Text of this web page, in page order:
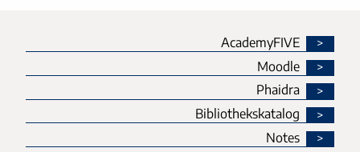
AcademyFIVE
Moodle
Phaidra
Bibliothekskatalog
Notes